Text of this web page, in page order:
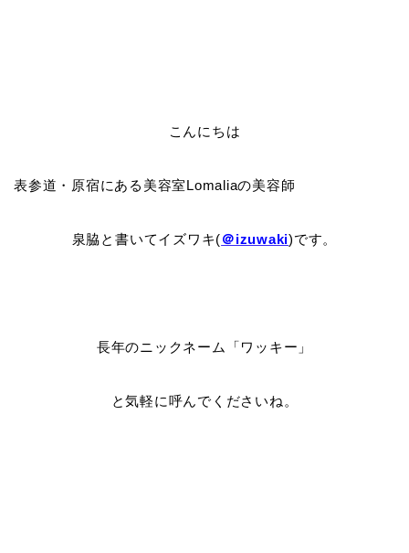
こんにちは
表参道・原宿にある美容室Lomaliaの美容師
泉脇と書いてイズワキ(＠izuwaki)です。
長年のニックネーム「ワッキー」
と気軽に呼んでくださいね。